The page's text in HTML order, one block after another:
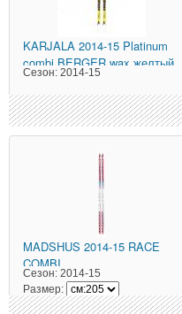
KARJALA 2014-15 Platinum
combi BERGER wax желтый
Сезон: 2014-15
MADSHUS 2014-15 RACE
COMBI
Сезон: 2014-15
Размер: